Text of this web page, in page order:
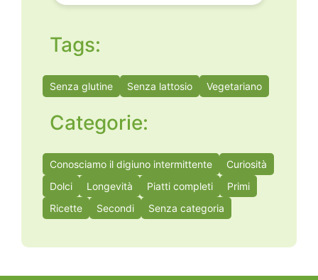
Tags:
Senza glutine Senza lattosio Vegetariano
Categorie:
Conosciamo il digiuno intermittente
Curiosità
Dolci
Longevità Piatti completi
Primi
Ricette
Secondi Senza categoria